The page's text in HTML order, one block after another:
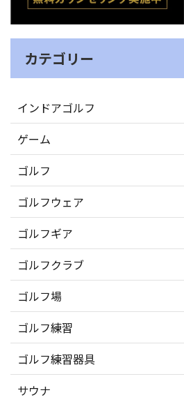
カテゴリー
インドアゴルフ
ゲーム
ゴルフ
ゴルフウェア
ゴルフギア
ゴルフクラブ
ゴルフ場
ゴルフ練習
ゴルフ練習器具
サウナ